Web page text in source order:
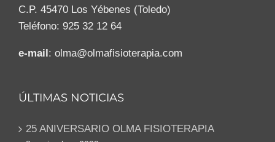
C.P. 45470 Los Yébenes (Toledo)
Teléfono: 925 32 12 64
e-mail: olma@olmafisioterapia.com
ÚLTIMAS NOTICIAS
25 ANIVERSARIO OLMA FISIOTERAPIA